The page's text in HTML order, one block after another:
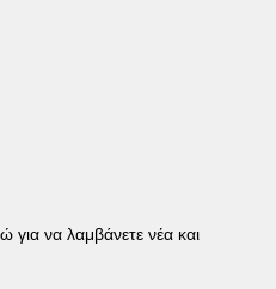
να λαμβάνετε νέα και